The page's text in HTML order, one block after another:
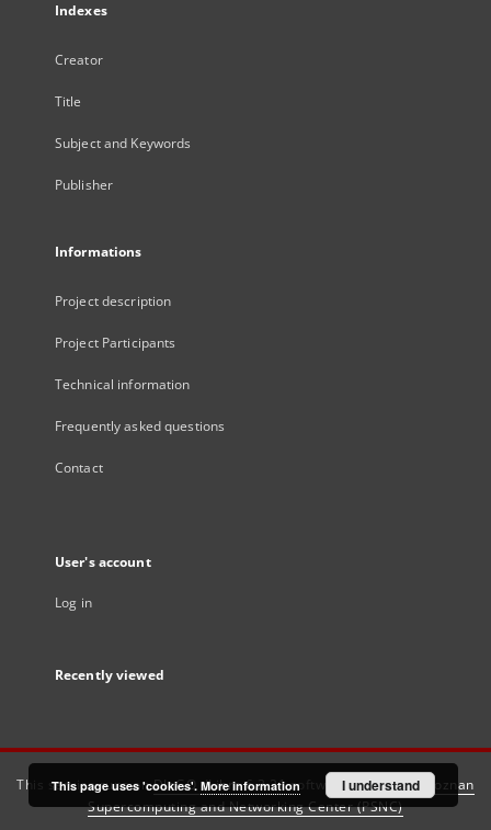
Indexes
Creator
Title
Subject and Keywords
Publisher
Informations
Project description
Project Participants
Technical information
Frequently asked questions
Contact
User's account
Log in
Recently viewed
This service runs onDInGO dLibra 6.3.21software created by
Poznan
Supercomputing and Networking Center (PSNC)
This page uses 'cookies'. More information I understand